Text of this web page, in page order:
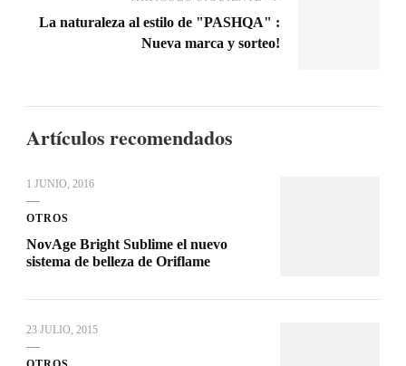
La naturaleza al estilo de "PASHQA" :
Nueva marca y sorteo!
Artículos recomendados
1 JUNIO, 2016
OTROS
NovAge Bright Sublime el nuevo
sistema de belleza de Oriflame
23 JULIO, 2015